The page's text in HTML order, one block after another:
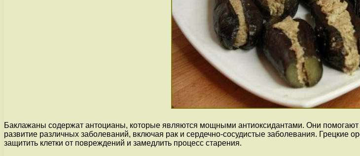
Баклажаны содержат антоцианы, которые являются мощными антиоксидантами. Они
развитие различных заболеваний, включая рак и сердечно-сосудистые заболевания. Грецкие
защитить клетки от повреждений и замедлить процесс старения.